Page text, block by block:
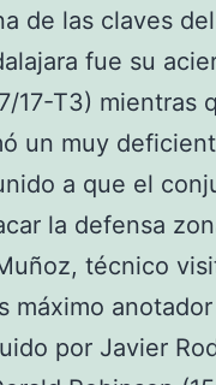
de las claves
fue su
17-T3) mientras
un muy
a que el
la defensa
técnico
máximo
por Javier